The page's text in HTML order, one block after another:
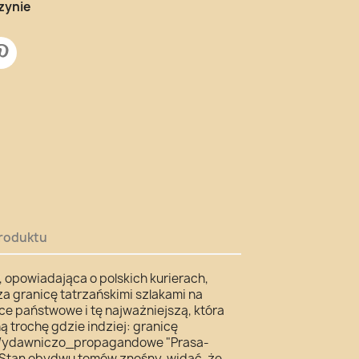
opowiadająca o polskich kurierach,
granicę tatrzańskimi szlakami na
państwowe i tę najważniejszą, która
trochę gdzie indziej: granicę
"Prasa-